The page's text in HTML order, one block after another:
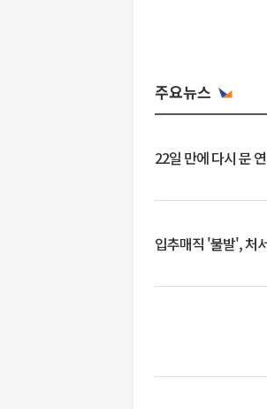
주요뉴스
22일 만에 다시 문
입추매직 '불발', 처